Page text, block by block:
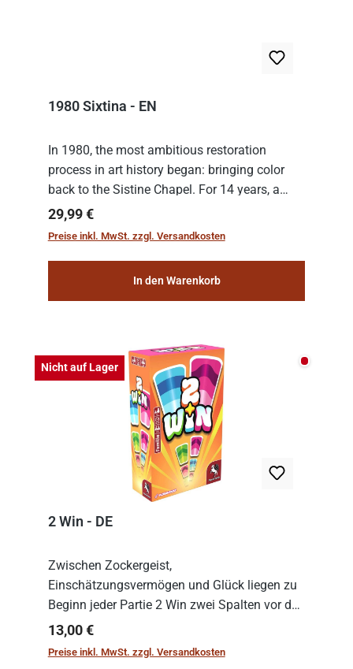
1980 Sixtina - EN
In 1980, the most ambitious restoration
process in art history began: bringing color
back to the Sistine Chapel. For 14 years, a
team of experts from the Vatican undertook
the meticulous job of cleaning and
Regulärer Preis:
29,99 €
Preise inkl. MwSt. zzgl. Versandkosten
In den Warenkorb
Nicht auf Lager Nicht
2 Win - DE
Zwischen Zockergeist,
Einschätzungsvermögen und Glück liegen zu
Beginn jeder Partie 2 Win zwei Spalten vor den
Spielenden aus, die es in die Höhe zu treiben
gilt. Doch das geht natürlich nur, solange man
Regulärer Preis:
13,00 €
Preise inkl. MwSt. zzgl. Versandkosten